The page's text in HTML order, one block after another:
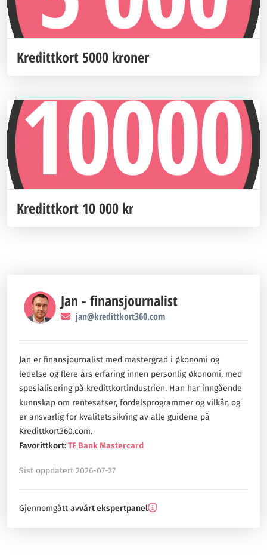
Kredittkort 5000 kroner
Kredittkort 10 000 kr
Jan - finansjournalist
jan@kredittkort360.com
Jan er finansjournalist med mastergrad i økonomi og
ledelse og flere års erfaring innen personlig økonomi, med
spesialisering på kredittkortindustrien. Han har inngående
kunnskap om rentesatser, fordelsprogrammer og vilkår, og
er ansvarlig for kvalitetssikring av alle guidene på
Kredittkort360.com.
Favorittkort:TF Bank Mastercard
Sist oppdatert 2026-07-27
Gjennomgått avvårt ekspertpanel